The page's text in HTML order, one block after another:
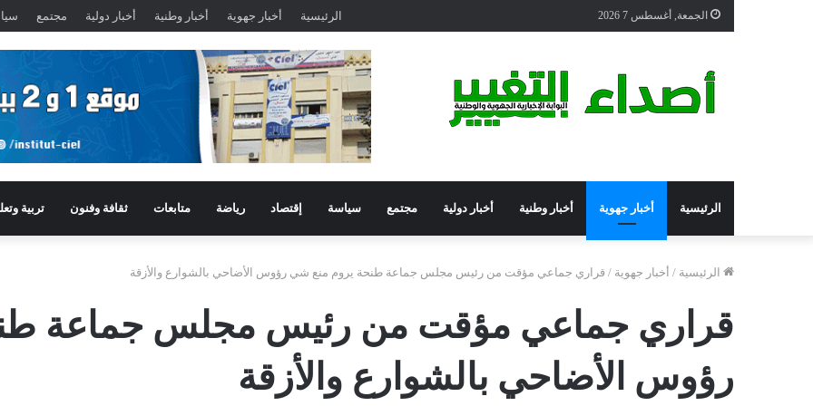
الجمعة, أغسطس 7 2026 الرئيسية أخبار جهوية أخبار وطنية أخبار دولية مجتمع
الرئيسية أخبار جهوية أخبار وطنية أخبار دولية مجتمع سياسة إقتصاد رياضة متابعات ثقافة وفنون تربية
الرئيسية / أخبار جهوية / قراري جماعي مؤقت من رئيس مجلس جماعة طنحة يروم منع شي رؤوس الأضاحي بالشوارع والأزقة
قراري جماعي مؤقت من رئيس مجلس جماعة
رؤوس الأضاحي بالشوارع والأزقة